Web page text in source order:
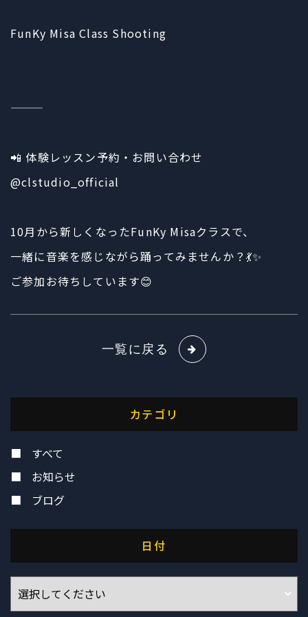
FunKy Misa Class Shooting
⸻
📲 体験レッスン予約・お問い合わせ
@clstudio_official
10月から新しくなったFunKy Misaクラスで、
一緒に音楽を感じながら踊ってみませんか？💃✨
ご参加お待ちしています😊
一覧に戻る
カテゴリ
すべて
お知らせ
ブログ
日付